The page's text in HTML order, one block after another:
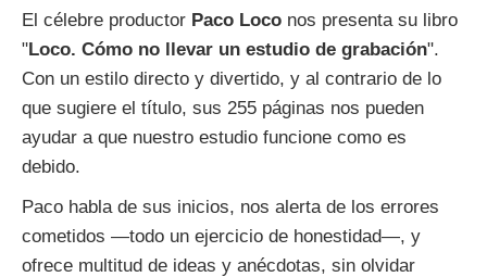
El célebre productor Paco Loco nos presenta su libro
"Loco. Cómo no llevar un estudio de grabación".
Con un estilo directo y divertido, y al contrario de lo
que sugiere el título, sus 255 páginas nos pueden
ayudar a que nuestro estudio funcione como es
debido.
Paco habla de sus inicios, nos alerta de los errores
cometidos —todo un ejercicio de honestidad—, y
ofrece multitud de ideas y anécdotas, sin olvidar